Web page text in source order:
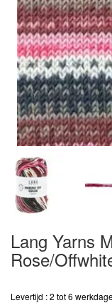
Lang Yarns
Rose/
Levertijd : 2 tot 6